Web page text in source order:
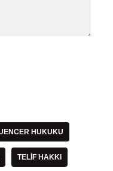
HUKUKU
TELIF HAKKI